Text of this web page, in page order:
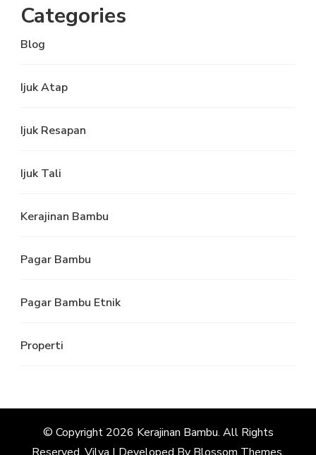
Categories
Blog
Ijuk Atap
Ijuk Resapan
Ijuk Tali
Kerajinan Bambu
Pagar Bambu
Pagar Bambu Etnik
Properti
© Copyright 2026 Kerajinan Bambu. All Rights